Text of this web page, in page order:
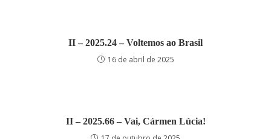
II – 2025.24 – Voltemos ao Brasil
16 de abril de 2025
II – 2025.66 – Vai, Cármen Lúcia!